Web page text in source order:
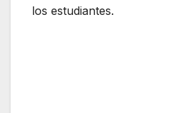
los estudiantes.